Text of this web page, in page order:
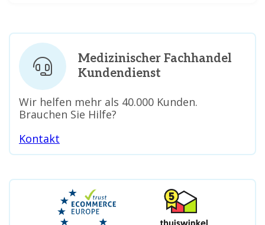
Medizinischer Fachhandel
Kundendienst
Wir helfen mehr als 40.000 Kunden.
Brauchen Sie Hilfe?
Kontakt